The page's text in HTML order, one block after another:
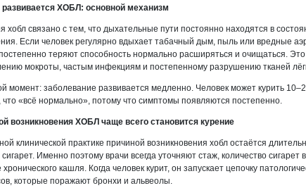
ХОБЛ: основной механизм
хобл связано с тем, что дыхательные пути постоянно находятся в
Если человек регулярно вдыхает табачный дым, пыль или вредные
теряют способность нормально расширяться и очищаться.
мокроты, частым инфекциям и постепенному разрушению тканей
момент: заболевание развивается медленно. Человек может курить
что «всё нормально», потому что симптомы появляются постепенно.
возникновения ХОБЛ чаще всего становится курение
клинической практике причиной возникновения хобл остаётся
Именно поэтому врачи всегда уточняют стаж, количество сигарет в
кашля. Когда человек курит, он запускает цепочку
которые поражают бронхи и альвеолы.